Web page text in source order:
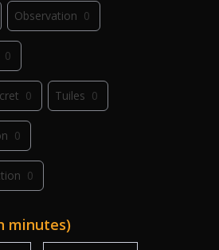
Observation 0
0
0 Tuiles 0
0
0
0
minutes)